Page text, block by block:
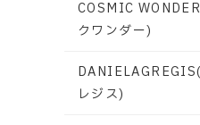
COSMIC
クワンダー)
レジス)